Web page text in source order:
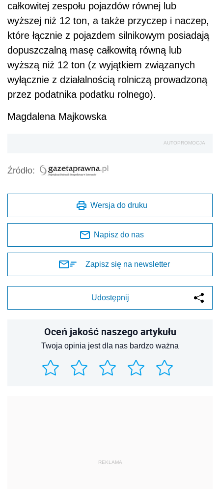
całkowitej zespołu pojazdów równej lub
wyższej niż 12 ton, a także przyczep i naczep,
które łącznie z pojazdem silnikowym posiadają
dopuszczalną masę całkowitą równą lub
wyższą niż 12 ton (z wyjątkiem związanych
wyłącznie z działalnością rolniczą prowadzoną
przez podatnika podatku rolnego).
Magdalena Majkowska
AUTOPROMOCJA
Źródło:
Wersja do druku
Napisz do nas
Zapisz się na newsletter
Udostępnij
Oceń jakość naszego artykułu
Twoja opinia jest dla nas bardzo ważna
REKLAMA